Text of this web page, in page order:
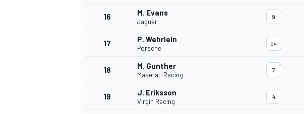
16 M. Evans
Jaguar
9
17 P. Wehrlein
Porsche
94
18 M. Gunther
Maserati Racing
7
19 J. Eriksson
Virgin Racing
4